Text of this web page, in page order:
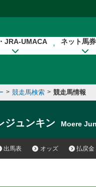
JRA-UMACA ネット馬
> 競走馬検索 > 競走馬情報
ジュンキン Moere
出馬表 オッズ 払戻金